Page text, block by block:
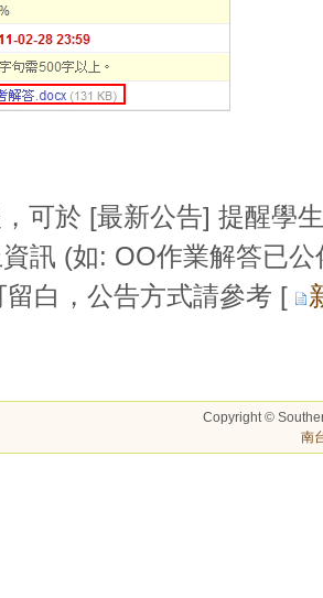
可於 [最新公告] 提醒學
訊 (如: OO作業解答已
白， 公告方式請參考 [
Copyright ©
南